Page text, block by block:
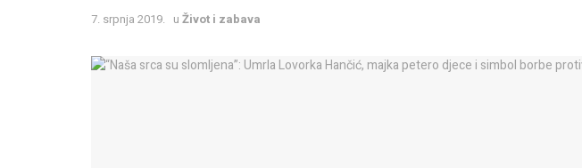
7. srpnja 2019. u Život i zabava